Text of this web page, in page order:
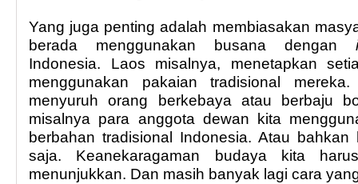
Yang juga penting adalah membiasakan
berada menggunakan busana dengan
Indonesia. Laos misalnya, menetapkan
menggunakan pakaian tradisional
menyuruh orang berkebaya atau berbaju
misalnya para anggota dewan kita
berbahan tradisional Indonesia. Atau
saja. Keanekaragaman budaya kita
menunjukkan. Dan masih banyak lagi cara